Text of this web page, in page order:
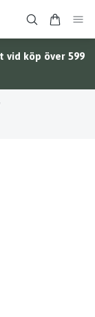
köp över 599